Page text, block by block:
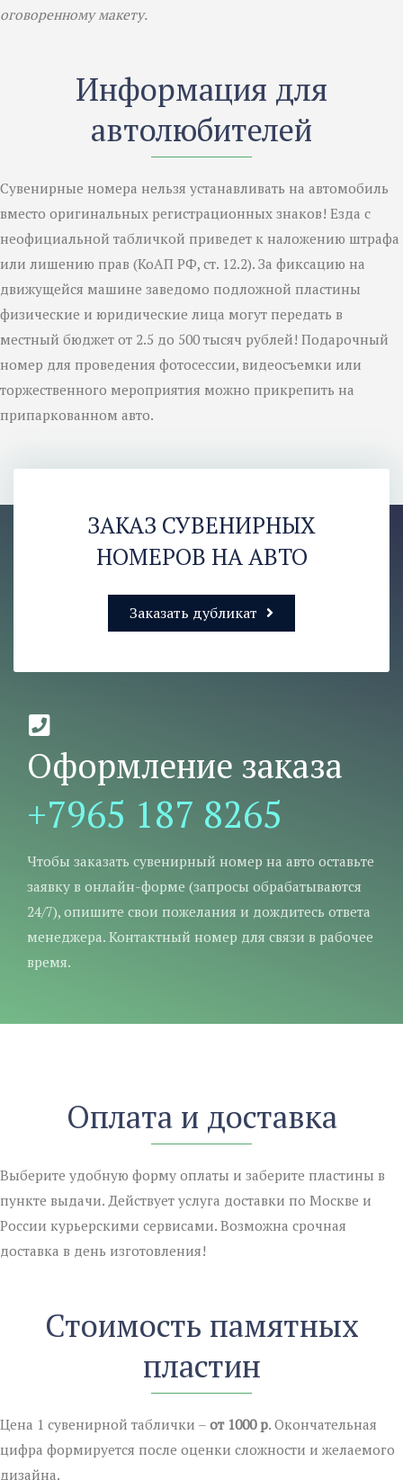
оговоренному макету.
Информация для
автолюбителей
Сувенирные номера нельзя устанавливать на автомобиль
вместо оригинальных регистрационных знаков! Езда с
неофициальной табличкой приведет к наложению штрафа
или лишению прав (КоАП РФ, ст. 12.2). За фиксацию на
движущейся машине заведомо подложной пластины
физические и юридические лица могут передать в
местный бюджет от 2.5 до 500 тысяч рублей! Подарочный
номер для проведения фотосессии, видеосъемки или
торжественного мероприятия можно прикрепить на
припаркованном авто.
ЗАКАЗ СУВЕНИРНЫХ
НОМЕРОВ НА АВТО
Заказать дубликат
Оформление заказа
+7965 187 8265
Чтобы заказать сувенирный номер на авто оставьте
заявку в онлайн-форме (запросы обрабатываются
24/7), опишите свои пожелания и дождитесь ответа
менеджера. Контактный номер для связи в рабочее
время.
Оплата и доставка
Выберите удобную форму оплаты и заберите пластины в
пункте выдачи. Действует услуга доставки по Москве и
России курьерскими сервисами. Возможна срочная
доставка в день изготовления!
Стоимость памятных
пластин
Цена 1 сувенирной таблички – от 1000 р. Окончательная
цифра формируется после оценки сложности и желаемого
дизайна.